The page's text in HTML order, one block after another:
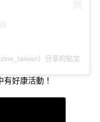
）分享的貼文
好康活動！